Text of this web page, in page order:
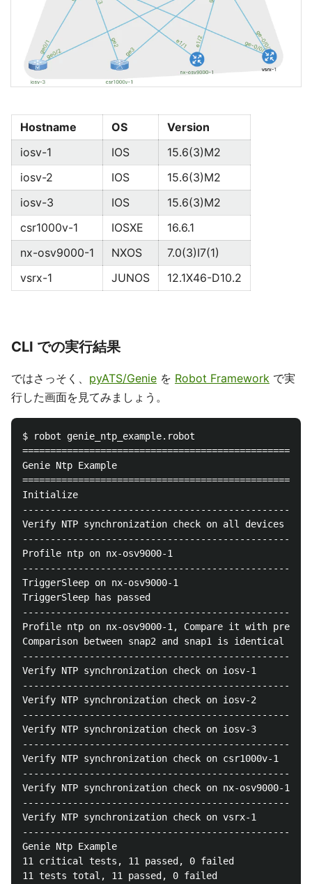
Hostname OS
Version
iosv-1
IOS
15.6(3)M2
iosv-2
IOS
15.6(3)M2
iosv-3
IOS
15.6(3)M2
csr1000v-1
IOSXE
16.6.1
nx-osv9000-1
NXOS
7.0(3)I7(1)
vsrx-1
JUNOS 12.1X46-D10.2
CLI での実行結果
ではさっそく、 pyATS/Genie を Robot Framework で実
行した画面を見てみましょう。
$ robot genie_ntp_example.robot
Genie Ntp Example
Initialize
Verify NTP synchronization check on all
Profile ntp on nx-osv9000-1
TriggerSleep on nx-osv9000-1
TriggerSleep has passed
Profile ntp on nx-osv9000-1, Compare it with
Comparison between snap2 and snap1 is identical
Verify NTP synchronization check on iosv-1
Verify NTP synchronization check on iosv-2
Verify NTP synchronization check on iosv-3
Verify NTP synchronization check on
Verify NTP synchronization check on nx-
Verify NTP synchronization check on vsrx-1
Genie Ntp Example
11 critical tests, 11 passed, 0 failed
11 tests total, 11 passed, 0 failed